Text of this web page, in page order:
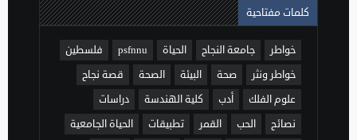
كلمات مفتاحية
خواطر جامعة النجاح الحياة psfnnu
فلسطين
خواطر ونثر
صحة البيئة الصحة
قصة نجاح
علوم الفلك
أدب كلية الهندسة
دراسات
نصائح
الحب القمر تطبيقات
الحياة الجامعية